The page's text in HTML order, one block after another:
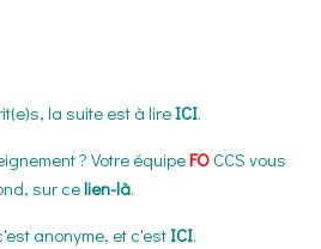
la suite est à lire ICI.
? Votre équipeFO CCS vous
sur celien-là.
anonyme, et c'est ICI.